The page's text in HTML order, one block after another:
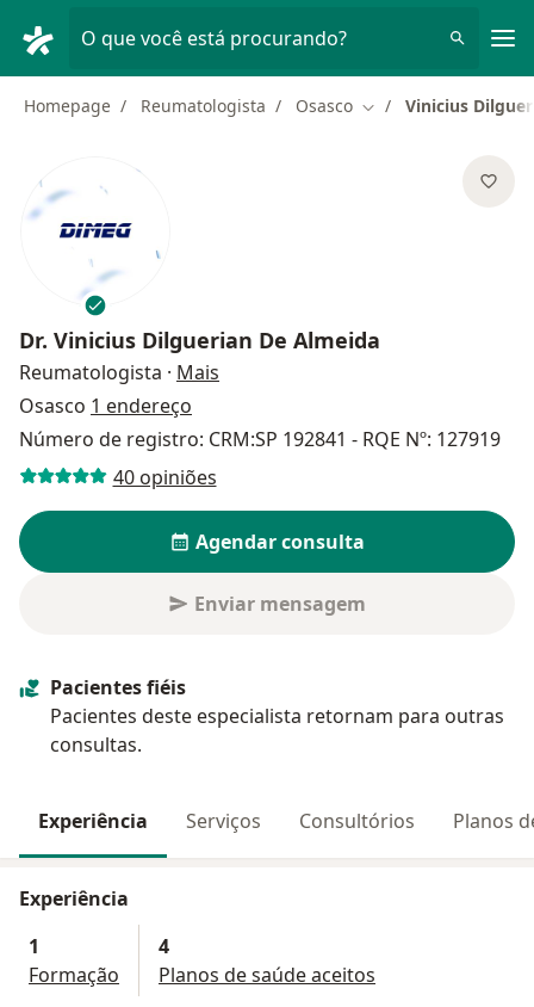
O que você está procurando?
Homepage Reumatologista Osasco Mudar de cidade
Vinicius
Dr. Vinicius Dilguerian De Almeida
Reumatologista · Mais
Osasco 1 endereço
Número de registro: CRM:SP 192841 - RQE Nº: 127919
40 opiniões
Agendar consulta
Enviar mensagem
Pacientes fiéis
Pacientes deste especialista retornam para outras
consultas.
Experiência Serviços Consultórios Planos
Experiência
1
Formação
4
Planos de saúde aceitos